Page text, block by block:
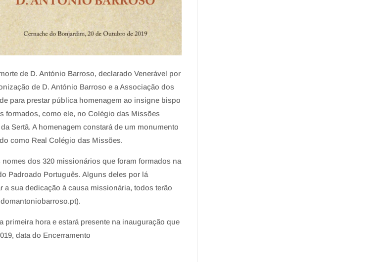
de D. António Barroso, declarado Venerável por
de D. António Barroso e a Associação dos
para prestar pública homenagem ao insigne bispo
formados, como ele, no Colégio das Missões
Sertã. A homenagem constará de um monumento
como Real Colégio das Missões.
dos 320 missionários que foram formados na
Padroado Português. Alguns deles por lá
sua dedicação à causa missionária, todos terão
hora e estará presente na inauguração que
data do Encerramento